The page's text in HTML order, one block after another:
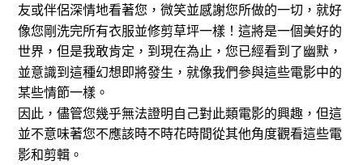
友或伴侶深情地看著您，微笑並感謝您所做的一切，就好
像您剛洗完所有衣服並修剪草坪一樣！這將是一個美好的
世界，但是我敢肯定，到現在為止，您已經看到了幽默，
並意識到這種幻想即將發生，就像我們參與這些電影中的
某些情節一樣。
因此，儘管您幾乎無法證明自己對此類電影的興趣，但這
並不意味著您不應該時不時花時間從其他角度觀看這些電
影和剪輯。